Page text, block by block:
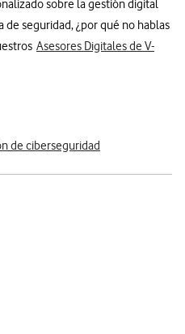
sobre la gestión digital
seguridad, ¿por qué no hablas
Asesores Digitales de V-
de ciberseguridad
mailen linkedin
compartir en twitter
para compartir en facebook
ventana para compartir en